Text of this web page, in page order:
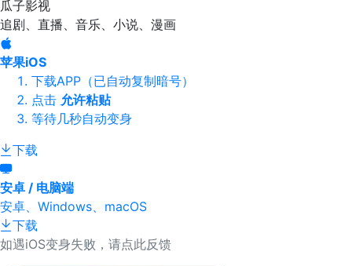
瓜子影视
追剧、直播、音乐、小说、漫画
苹果iOS
下载APP（已自动复制暗号）
点击 允许粘贴
等待几秒自动变身
下载
安卓 / 电脑端
安卓、Windows、macOS
下载
如遇iOS变身失败，请点此反馈